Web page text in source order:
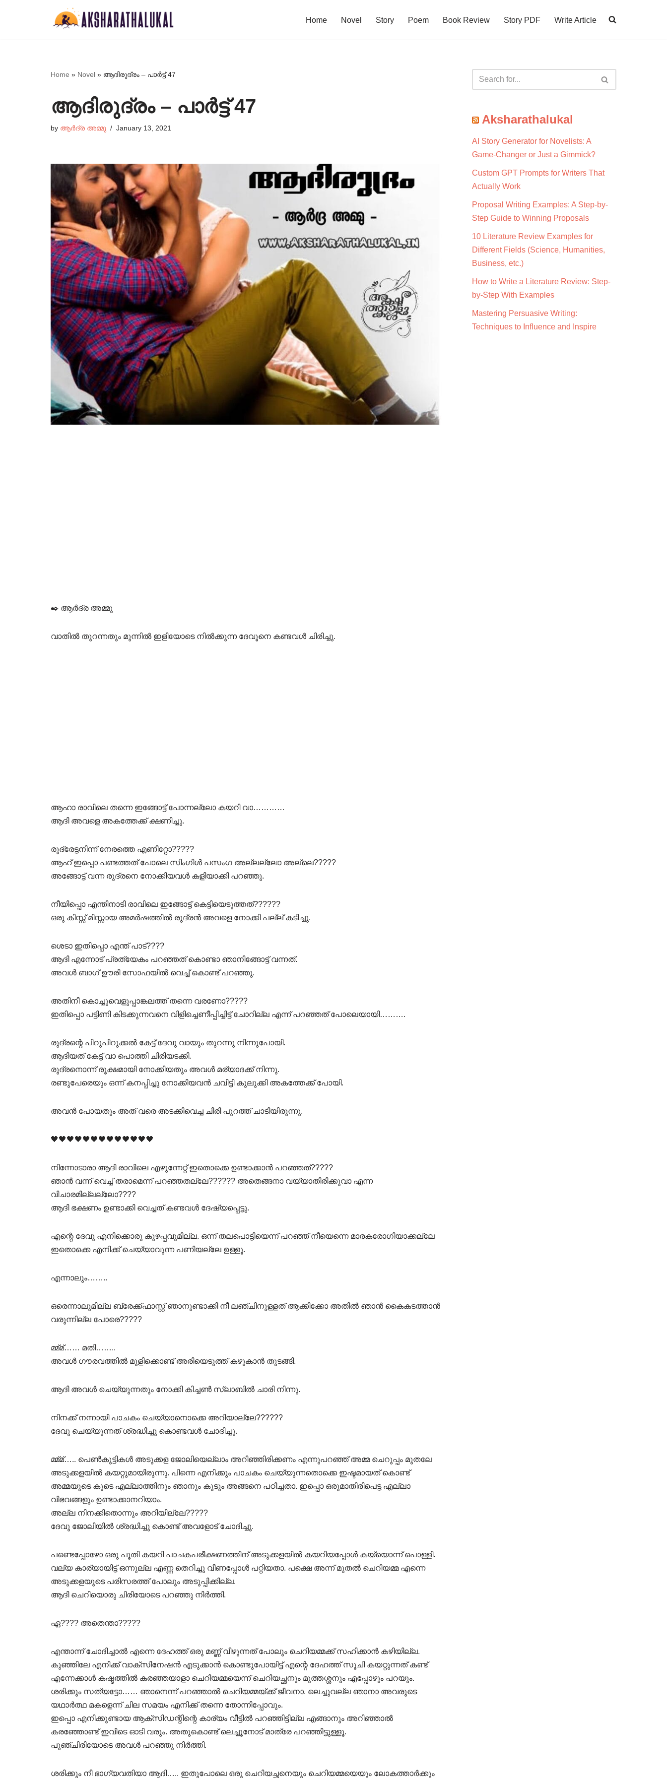
Home Novel Story Poem Book Review Story PDF Write Article
Home » Novel » ആദിരുദ്രം – പാർട്ട്‌ 47
ആദിരുദ്രം – പാർട്ട്‌ 47
by ആർദ്ര അമ്മു January 13, 2021
✒️ ആർദ്ര അമ്മു
വാതിൽ തുറന്നതും മുന്നിൽ ഇളിയോടെ നിൽക്കുന്ന ദേവൂനെ കണ്ടവൾ ചിരിച്ചു.
ആഹാ രാവിലെ തന്നെ ഇങ്ങോട്ട് പോന്നല്ലോ കയറി വാ…………
ആദി അവളെ അകത്തേക്ക് ക്ഷണിച്ചു.
രുദ്രേട്ടനിന്ന് നേരത്തെ എണീറ്റോ?????
ആഹ് ഇപ്പൊ പണ്ടത്തത് പോലെ സിംഗിൾ പസംഗ അല്ലല്ലോ അല്ലെ?????
അങ്ങോട്ട്‌ വന്ന രുദ്രനെ നോക്കിയവൾ കളിയാക്കി പറഞ്ഞു.
നീയിപ്പൊ എന്തിനാടി രാവിലെ ഇങ്ങോട്ട് കെട്ടിയെടുത്തത്??????
ഒരു കിസ്സ് മിസ്സായ അമർഷത്തിൽ രുദ്രൻ അവളെ നോക്കി പല്ല് കടിച്ചു.
ശെടാ ഇതിപ്പൊ എന്ത് പാട്????
ആദി എന്നോട് പ്രത്യേകം പറഞ്ഞത് കൊണ്ടാ ഞാനിങ്ങോട്ട് വന്നത്.
അവൾ ബാഗ് ഊരി സോഫയിൽ വെച്ച് കൊണ്ട് പറഞ്ഞു.
അതിനീ കൊച്ചുവെളുപ്പാങ്കലത്ത് തന്നെ വരണോ?????
ഇതിപ്പൊ പട്ടിണി കിടക്കുന്നവനെ വിളിച്ചെണീപ്പിച്ചിട്ട് ചോറില്ല എന്ന് പറഞ്ഞത് പോലെയായി……….
രുദ്രന്റെ പിറുപിറുക്കൽ കേട്ട് ദേവു വായും തുറന്നു നിന്നുപോയി.
ആദിയത് കേട്ട് വാ പൊത്തി ചിരിയടക്കി.
രുദ്രനൊന്ന് രൂക്ഷമായി നോക്കിയതും അവൾ മര്യാദക്ക് നിന്നു.
രണ്ടുപേരെയും ഒന്ന് കനപ്പിച്ചു നോക്കിയവൻ ചവിട്ടി കുലുക്കി അകത്തേക്ക് പോയി.
അവൻ പോയതും അത് വരെ അടക്കിവെച്ച ചിരി പുറത്ത് ചാടിയിരുന്നു.
🖤🖤🖤🖤🖤🖤🖤🖤🖤🖤🖤🖤🖤
നിന്നോടാരാ ആദി രാവിലെ എഴുന്നേറ്റ് ഇതൊക്കെ ഉണ്ടാക്കാൻ പറഞ്ഞത്?????
ഞാൻ വന്ന് വെച്ച് തരാമെന്ന് പറഞ്ഞതല്ലേ?????? അതെങ്ങനാ വയ്യാതിരിക്കുവാ എന്ന
വിചാരമില്ലല്ലോ????
ആദി ഭക്ഷണം ഉണ്ടാക്കി വെച്ചത് കണ്ടവൾ ദേഷ്യപ്പെട്ടു.
എന്റെ ദേവൂ എനിക്കൊരു കുഴപ്പവുമില്ല. ഒന്ന് തലപൊട്ടിയെന്ന് പറഞ്ഞ് നീയെന്നെ മാരകരോഗിയാക്കല്ലേ
ഇതൊക്കെ എനിക്ക് ചെയ്യാവുന്ന പണിയല്ലേ ഉള്ളൂ.
എന്നാലും……..
ഒരെന്നാലുമില്ല ബ്രേക്ക്ഫാസ്റ്റ് ഞാനുണ്ടാക്കി നീ ലഞ്ചിനുള്ളത് ആക്കിക്കോ അതിൽ ഞാൻ കൈകടത്താൻ
വരുന്നില്ല പോരെ?????
മ്മ്മ്…… മതി……..
അവൾ ഗൗരവത്തിൽ മൂളിക്കൊണ്ട് അരിയെടുത്ത് കഴുകാൻ തുടങ്ങി.
ആദി അവൾ ചെയ്യുന്നതും നോക്കി കിച്ചൺ സ്ലാബിൽ ചാരി നിന്നു.
നിനക്ക് നന്നായി പാചകം ചെയ്യാനൊക്കെ അറിയാല്ലേ??????
ദേവു ചെയ്യുന്നത് ശ്രദ്ധിച്ചു കൊണ്ടവൾ ചോദിച്ചു.
മ്മ്മ്….. പെൺകുട്ടികൾ അടുക്കള ജോലിയെല്ലാം അറിഞ്ഞിരിക്കണം എന്നുപറഞ്ഞ് അമ്മ ചെറുപ്പം മുതലേ
അടുക്കളയിൽ കയറ്റുമായിരുന്നു. പിന്നെ എനിക്കും പാചകം ചെയ്യുന്നതൊക്കെ ഇഷ്ടമായത് കൊണ്ട്
അമ്മയുടെ കൂടെ എല്ലാത്തിനും ഞാനും കൂടും അങ്ങനെ പഠിച്ചതാ. ഇപ്പൊ ഒരുമാതിരിപെട്ട എല്ലാ
വിഭവങ്ങളും ഉണ്ടാക്കാനറിയാം.
അല്ല നിനക്കിതൊന്നും അറിയില്ലേ?????
ദേവു ജോലിയിൽ ശ്രദ്ധിച്ചു കൊണ്ട് അവളോട് ചോദിച്ചു.
പണ്ടെപ്പോഴോ ഒരു പൂതി കയറി പാചകപരീക്ഷണത്തിന് അടുക്കളയിൽ കയറിയപ്പോൾ കയ്യൊന്ന് പൊള്ളി.
വല്യ കാര്യായിട്ട് ഒന്നുല്ല എണ്ണ തെറിച്ചു വീണപ്പോൾ പറ്റിയതാ. പക്ഷെ അന്ന് മുതൽ ചെറിയമ്മ എന്നെ
അടുക്കളയുടെ പരിസരത്ത് പോലും അടുപ്പിക്കില്ല.
ആദി ചെറിയൊരു ചിരിയോടെ പറഞ്ഞു നിർത്തി.
ഏ???? അതെന്താ?????
എന്താന്ന് ചോദിച്ചാൽ എന്നെ ദേഹത്ത് ഒരു മണ്ണ് വീഴുന്നത് പോലും ചെറിയമ്മക്ക് സഹിക്കാൻ കഴിയില്ല.
കുഞ്ഞിലേ എനിക്ക് വാക്‌സിനേഷൻ എടുക്കാൻ കൊണ്ടുപോയിട്ട് എന്റെ ദേഹത്ത് സൂചി കയറ്റുന്നത് കണ്ട്
എന്നേക്കാൾ കഷ്ടത്തിൽ കരഞ്ഞയാളാ ചെറിയമ്മയെന്ന് ചെറിയച്ഛനും മുത്തശ്ശനും എപ്പോഴും പറയും.
ശരിക്കും സത്യട്ടോ…… ഞാനെന്ന് പറഞ്ഞാൽ ചെറിയമ്മയ്ക്ക് ജീവനാ. ലെച്ചുവല്ല ഞാനാ അവരുടെ
യഥാർത്ഥ മകളെന്ന് ചില സമയം എനിക്ക് തന്നെ തോന്നിപ്പോവും.
ഇപ്പൊ എനിക്കുണ്ടായ ആക്സിഡന്റിന്റെ കാര്യം വീട്ടിൽ പറഞ്ഞിട്ടില്ല എങ്ങാനും അറിഞ്ഞാൽ
കരഞ്ഞോണ്ട് ഇവിടെ ഓടി വരും. അതുകൊണ്ട് ലെച്ചൂനോട്‌ മാത്രേ പറഞ്ഞിട്ടുള്ളൂ.
പുഞ്ചിരിയോടെ അവൾ പറഞ്ഞു നിർത്തി.
ശരിക്കും നീ ഭാഗ്യവതിയാ ആദി….. ഇതുപോലെ ഒരു ചെറിയച്ഛനെയും ചെറിയമ്മയെയും ലോകത്താർക്കും
Aksharathalukal
AI Story Generator for Novelists: A
Game-Changer or Just a Gimmick?
Custom GPT Prompts for Writers That
Actually Work
Proposal Writing Examples: A Step-by-
Step Guide to Winning Proposals
10 Literature Review Examples for
Different Fields (Science, Humanities,
Business, etc.)
How to Write a Literature Review: Step-
by-Step With Examples
Mastering Persuasive Writing:
Techniques to Influence and Inspire